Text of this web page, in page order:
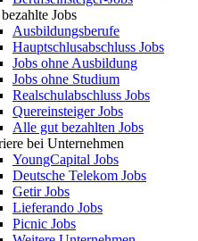
Jobs
Ausbildungsberufe
Hauptschlusabschluss Jobs
Jobs ohne Ausbildung
Jobs ohne Studium
Realschulabschluss Jobs
Quereinsteiger Jobs
Alle gut bezahlten Jobs
bei Unternehmen
YoungCapital Jobs
Deutsche Telekom Jobs
Getir Jobs
Lieferando Jobs
Picnic Jobs